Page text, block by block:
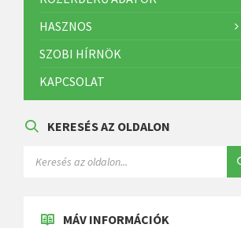
HASZNOS
SZOBI HÍRNÖK
KAPCSOLAT
KERESÉS AZ OLDALON
MÁV INFORMÁCIÓK